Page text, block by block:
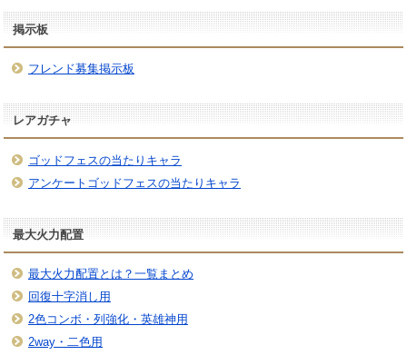
掲示板
フレンド募集掲示板
レアガチャ
ゴッドフェスの当たりキャラ
アンケートゴッドフェスの当たりキャラ
最大火力配置
最大火力配置とは？一覧まとめ
回復十字消し用
2色コンボ・列強化・英雄神用
2way・二色用